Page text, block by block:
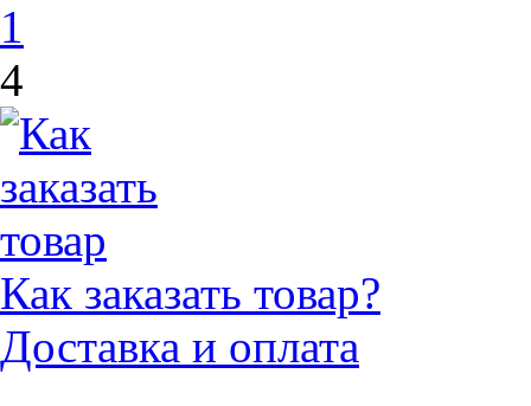
1
4
Как заказать товар?
Доставка и оплата